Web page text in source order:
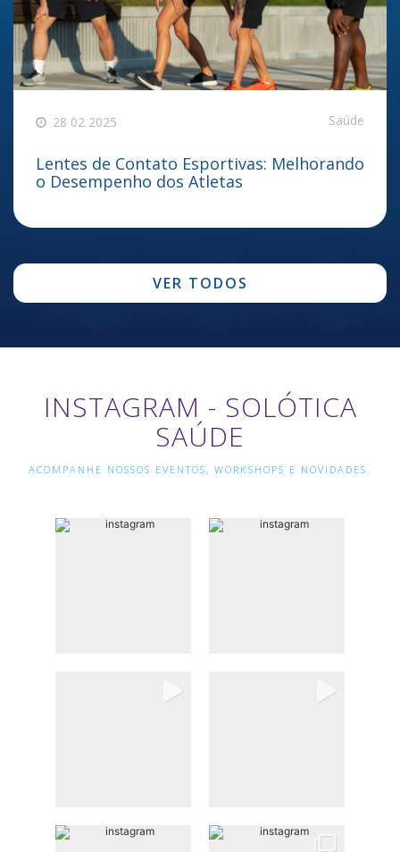
28 02 2025 Saúde
Lentes de Contato Esportivas: Melhorando
o Desempenho dos Atletas
VER TODOS
INSTAGRAM - SOLÓTICA
SAÚDE
ACOMPANHE NOSSOS EVENTOS, WORKSHOPS E NOVIDADES.